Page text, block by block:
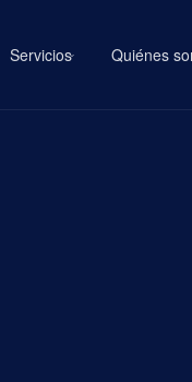
Servicios› Quiénes